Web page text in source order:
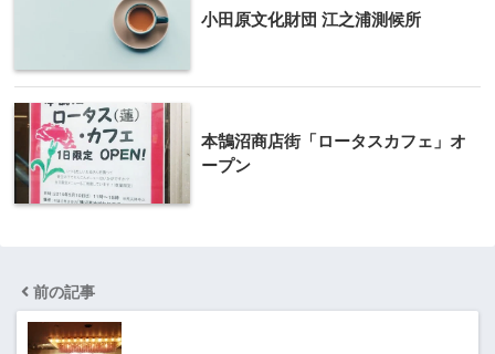
小田原文化財団 江之浦測候所
本鵠沼商店街「ロータスカフェ」オ
ープン
前の記事